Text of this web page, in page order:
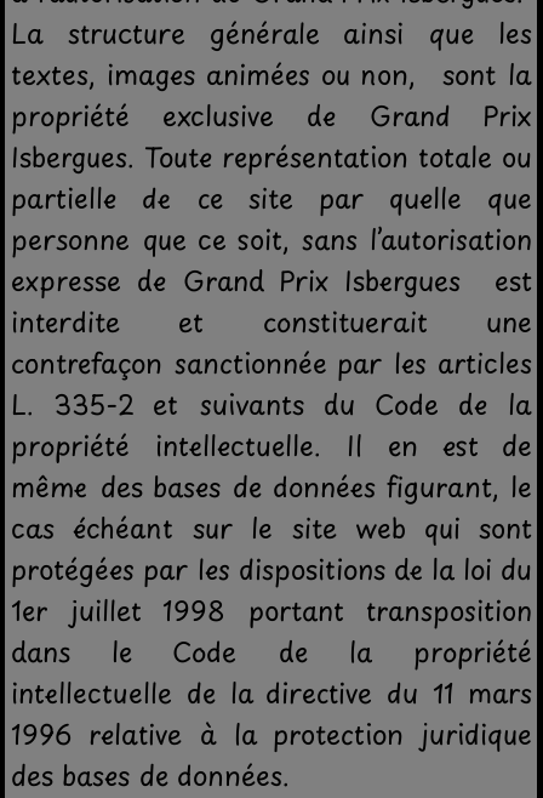
La structure générale ainsi que les
textes, images animées ou non, sont la
propriété exclusive de Grand Prix
Isbergues. Toute représentation totale ou
partielle de ce site par quelle que
personne que ce soit, sans l’autorisation
expresse de Grand Prix Isbergues est
interdite et constituerait une
contrefaçon sanctionnée par les articles
L. 335-2 et suivants du Code de la
propriété intellectuelle. Il en est de
même des bases de données figurant, le
cas échéant sur le site web qui sont
protégées par les dispositions de la loi du
1er juillet 1998 portant transposition
dans le Code de la propriété
intellectuelle de la directive du 11 mars
1996 relative à la protection juridique
des bases de données.